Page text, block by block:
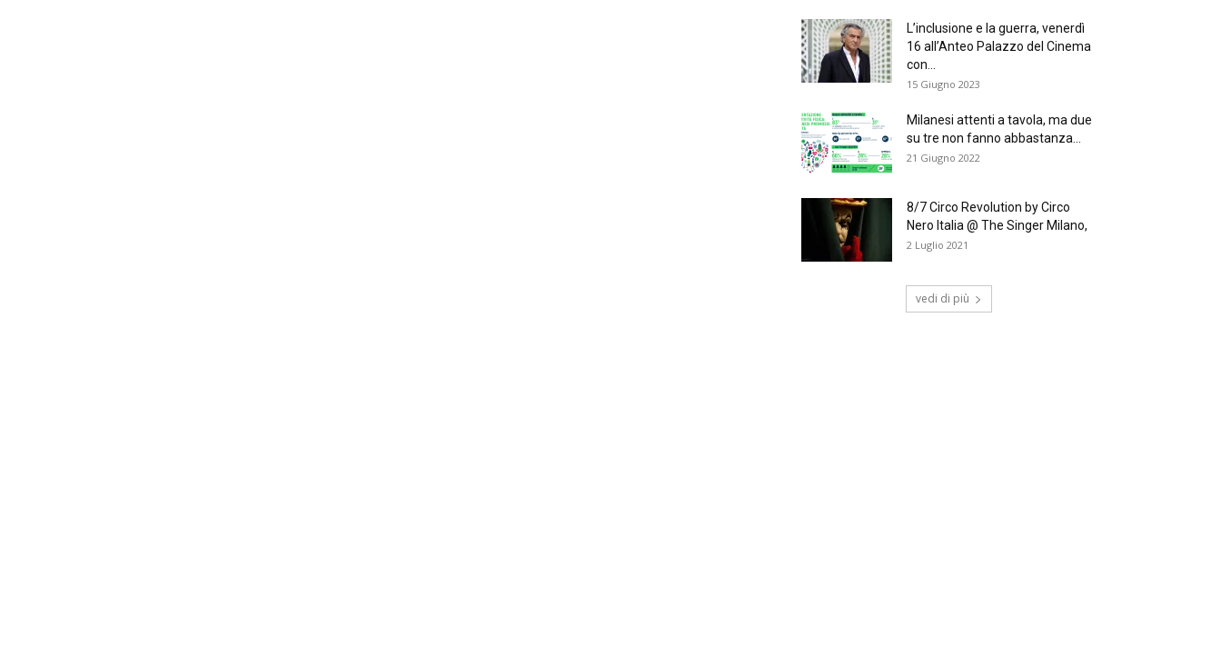
L’inclusione e la guerra, venerdì
16 all’Anteo Palazzo del Cinema
con...
15 Giugno 2023
Milanesi attenti a tavola, ma due
su tre non fanno abbastanza...
21 Giugno 2022
8/7 Circo Revolution by Circo
Nero Italia @ The Singer Milano,
2 Luglio 2021
vedi di più